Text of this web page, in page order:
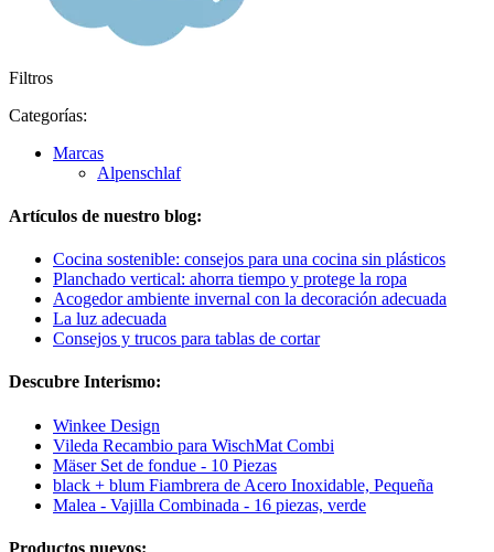
Filtros
Categorías:
Marcas
Alpenschlaf
Artículos de nuestro blog:
Cocina sostenible: consejos para una cocina sin plásticos
Planchado vertical: ahorra tiempo y protege la ropa
Acogedor ambiente invernal con la decoración adecuada
La luz adecuada
Consejos y trucos para tablas de cortar
Descubre Interismo:
Winkee Design
Vileda Recambio para WischMat Combi
Mäser Set de fondue - 10 Piezas
black + blum Fiambrera de Acero Inoxidable, Pequeña
Malea - Vajilla Combinada - 16 piezas, verde
Productos nuevos: